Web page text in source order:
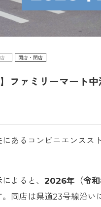
開店・閉店
】ファミリーマート
にあるコンビニエンスス
よると、 2026年（令
。同店は県道23号線沿い